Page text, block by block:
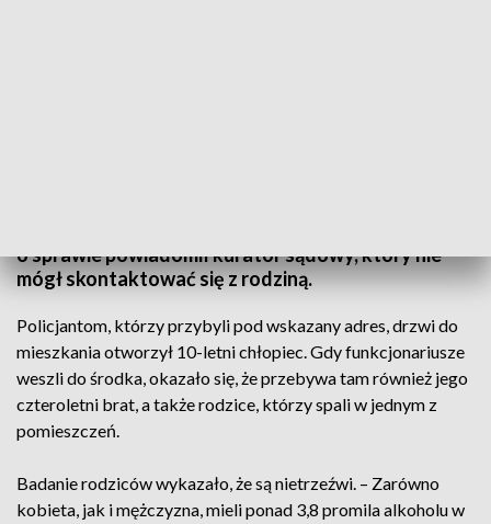
o sprawie powiadomił kurator sądowy, który nie
mógł skontaktować się z rodziną.
Policjantom, którzy przybyli pod wskazany adres, drzwi do
mieszkania otworzył 10-letni chłopiec. Gdy funkcjonariusze
weszli do środka, okazało się, że przebywa tam również jego
czteroletni brat, a także rodzice, którzy spali w jednym z
pomieszczeń.
Badanie rodziców wykazało, że są nietrzeźwi. – Zarówno
kobieta, jak i mężczyzna, mieli ponad 3,8 promila alkoholu w